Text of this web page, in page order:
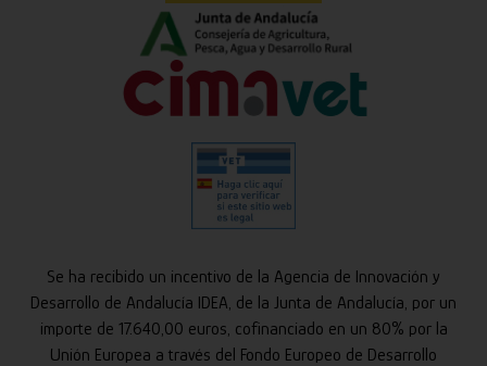
Se ha recibido un incentivo de la Agencia de Innovación y
Desarrollo de Andalucía IDEA, de la Junta de Andalucía, por un
importe de 17.640,00 euros, cofinanciado en un 80% por la
Unión Europea a través del Fondo Europeo de Desarrollo